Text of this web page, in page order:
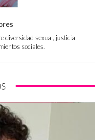
diversidad sexual, justicia
sociales.